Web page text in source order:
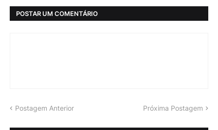
POSTAR UM COMENTÁRIO
Postagem Anterior Próxima Postagem